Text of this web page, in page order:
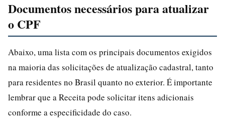
Documentos necessários para atualizar
o CPF
Abaixo, uma lista com os principais documentos exigidos
na maioria das solicitações de atualização cadastral, tanto
para residentes no Brasil quanto no exterior. É importante
lembrar que a Receita pode solicitar itens adicionais
conforme a especificidade do caso.